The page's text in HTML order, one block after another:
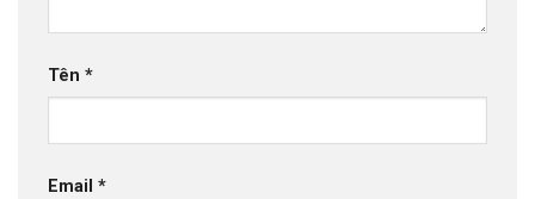
Tên *
Email *